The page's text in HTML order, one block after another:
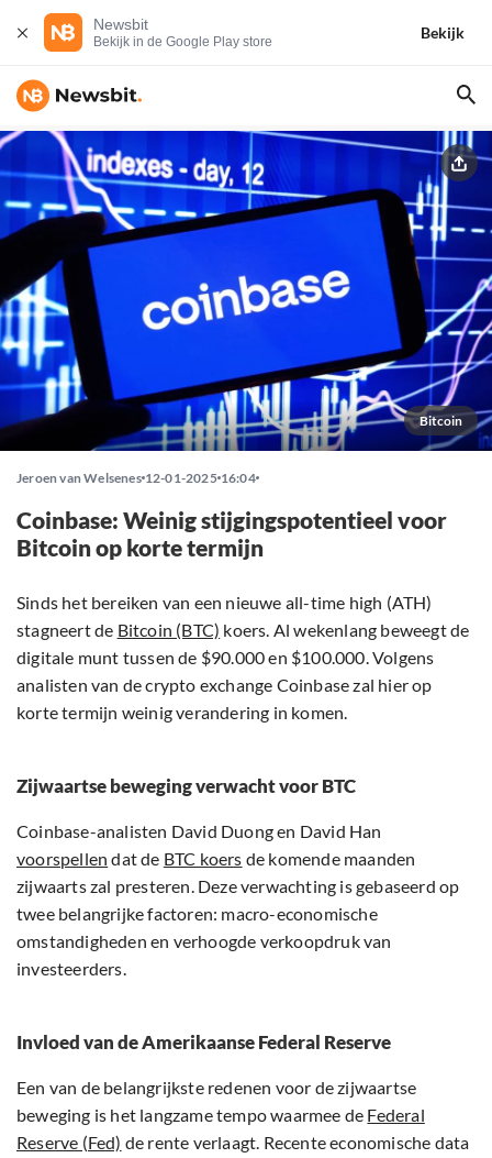
Newsbit
Bekijk in de Google Play store
Bekijk
Bitcoin
Jeroen van Welsenes 12-01-2025 16:04
Coinbase: Weinig stijgingspotentieel voor
Bitcoin op korte termijn
Sinds het bereiken van een nieuwe all-time high (ATH)
stagneert de Bitcoin (BTC) koers. Al wekenlang beweegt de
digitale munt tussen de $90.000 en $100.000. Volgens
analisten van de crypto exchange Coinbase zal hier op
korte termijn weinig verandering in komen.
Zijwaartse beweging verwacht voor BTC
Coinbase-analisten David Duong en David Han
voorspellen dat de BTC koers de komende maanden
zijwaarts zal presteren. Deze verwachting is gebaseerd op
twee belangrijke factoren: macro-economische
omstandigheden en verhoogde verkoopdruk van
investeerders.
Invloed van de Amerikaanse Federal Reserve
Een van de belangrijkste redenen voor de zijwaartse
beweging is het langzame tempo waarmee de Federal
Reserve (Fed) de rente verlaagt. Recente economische data